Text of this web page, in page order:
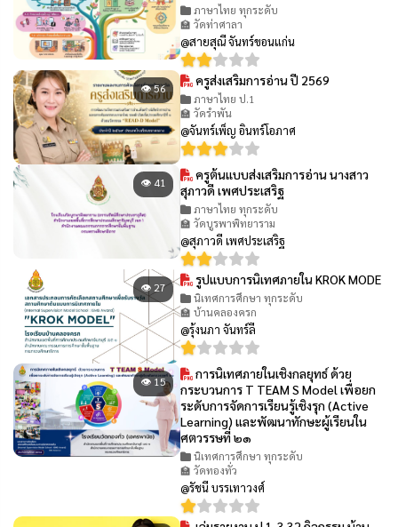
ภาษาไทย ทุกระดับ
🏫 วัดท่าศาลา
@สายสุณี จันทร์ขอนแก่น
👁 56 ครูส่งเสริมการอ่าน ปี 2569
ภาษาไทย ป.1
🏫 วัดรำพัน
@จันทร์เพ็ญ อินทร์โอภาศ
👁 41
ครูต้นแบบส่งเสริมการอ่าน นางสาว
สุภาวดี เพศประเสริฐ
ภาษาไทย ทุกระดับ
🏫 วัดบูรพาพิทยาราม
@สุภาวดี เพศประเสริฐ
👁 27 รูปแบบการนิเทศภายใน KROK MODE
นิเทศการศึกษา ทุกระดับ
🏫 บ้านคลองครก
@รุ้งนภา จันทร์ลี
👁 15
การนิเทศภายในเชิงกลยุทธ์ ด้วย
กระบวนการ T TEAM S Model เพื่อยก
ระดับการจัดการเรียนรู้เชิงรุก (Active
Learning) และพัฒนาทักษะผู้เรียนใน
ศตวรรษที่ ๒๑
นิเทศการศึกษา ทุกระดับ
🏫 วัดทองทั่ว
@รัชนี บรรเทาวงศ์